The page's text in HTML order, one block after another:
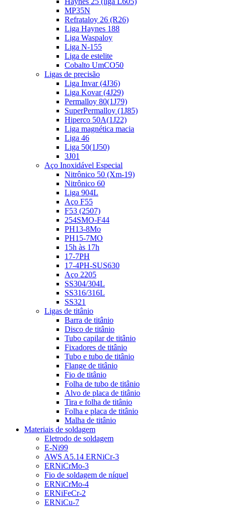
MP35N
Refrataloy 26 (R26)
Liga Haynes 188
Liga Waspaloy
Liga N-155
Liga de estelite
Cobalto UmCO50
Ligas de precisão
Liga Invar (4J36)
Liga Kovar (4J29)
Permalloy 80(1J79)
SuperPermalloy (1J85)
Hiperco 50A(1J22)
Liga magnética macia
Liga 46
Liga 50(1J50)
3J01
Aço Inoxidável Especial
Nitrônico 50 (Xm-19)
Nitrônico 60
Liga 904L
Aço F55
F53 (2507)
254SMO-F44
PH13-8Mo
PH15-7MO
15h às 17h
17-7PH
17-4PH-SUS630
Aço 2205
SS304/304L
SS316/316L
SS321
Ligas de titânio
Barra de titânio
Disco de titânio
Tubo capilar de titânio
Fixadores de titânio
Tubo e tubo de titânio
Flange de titânio
Fio de titânio
Folha de tubo de titânio
Alvo de placa de titânio
Tira e folha de titânio
Folha e placa de titânio
Malha de titânio
Materiais de soldagem
Eletrodo de soldagem
E-Ni99
AWS A5.14 ERNiCr-3
ERNiCrMo-3
Fio de soldagem de níquel
ERNiCrMo-4
ERNiFeCr-2
ERNiCu-7